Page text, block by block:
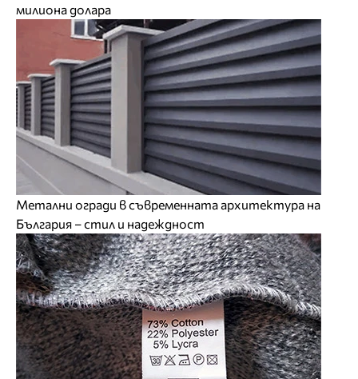
милиона долара
Метални огради в съвременната архитектура на
България – стил и надеждност